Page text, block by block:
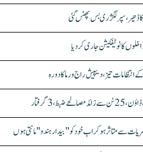
ڈھیر، سپر لگژری بس پھنس گئی
انتظامات تیز، دیپیش راج ورما کا دورہ
3 گرفتار
سے متاثر ہو کر اب خود کو "بیدار ہندو" مانتی ہوں